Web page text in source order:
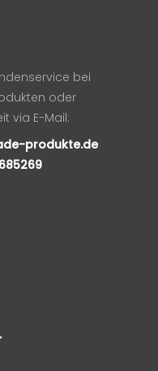
bei
oder
via E-Mail:
produkte.de